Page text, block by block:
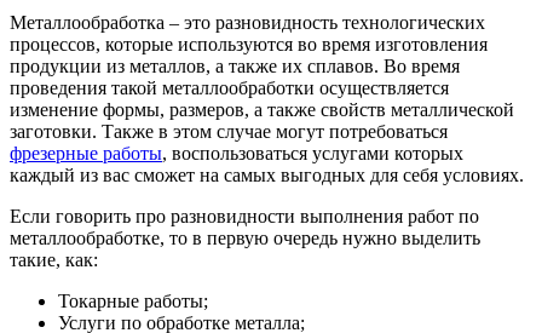
Металлообработка – это разновидность технологических
процессов, которые используются во время изготовления
продукции из металлов, а также их сплавов. Во время
проведения такой металлообработки осуществляется
изменение формы, размеров, а также свойств металлической
заготовки. Также в этом случае могут потребоваться
фрезерные работы, воспользоваться услугами которых
каждый из вас сможет на самых выгодных для себя условиях.
Если говорить про разновидности выполнения работ по
металлообработке, то в первую очередь нужно выделить
такие, как:
Токарные работы;
Услуги по обработке металла;